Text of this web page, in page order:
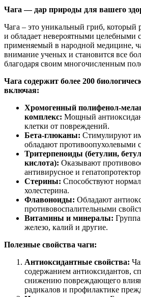
Чага — дар природы для вашего
Чага – это уникальный гриб, который
и обладает невероятными целебными
применяемый в народной медицине,
внимание ученых и становится все
благодаря своим многочисленным
Чага содержит более 200
включая:
Хромогенный полифенол-
комплекс: Мощный
клетки от повреждений.
Бета-глюканы: Стимулируют
обладают противоопухолевыми
Тритерпеноиды (бетулин,
кислота): Оказывают
антивирусное и
Стерины: Способствуют
холестерина.
Флавоноиды: Обладают
противовоспалительными
Витамины и минералы:
железо, калий и другие.
Полезные свойства чаги:
Антиоксидантные свойства:
содержанием антиоксидантов,
снижению повреждающего
радикалов и профилактике